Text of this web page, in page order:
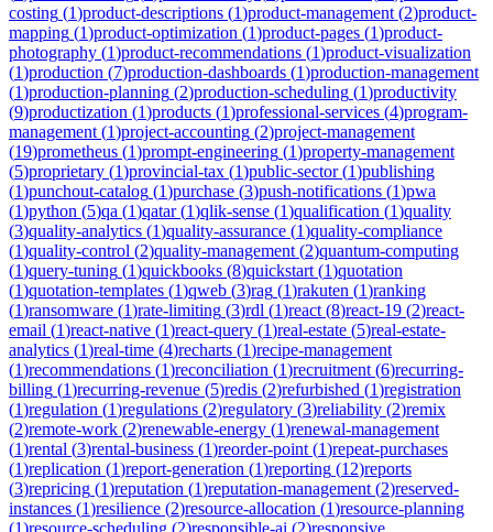
costing (1)product-descriptions (1)product-management (2)product-
mapping (1)product-optimization (1)product-pages (1)product-
photography (1)product-recommendations (1)product-visualization
(1)production (7)production-dashboards (1)production-management
(1)production-planning (2)production-scheduling (1)productivity
(9)productization (1)products (1)professional-services (4)program-
management (1)project-accounting (2)project-management
(19)prometheus (1)prompt-engineering (1)property-management
(5)proprietary (1)provincial-tax (1)public-sector(1)publishing
(1)punchout-catalog (1)purchase (3)push-notifications (1)pwa
(1)python (5)qa (1)qatar(1)qlik-sense (1)qualification (1)quality
(3)quality-analytics (1)quality-assurance (1)quality-compliance
(1)quality-control (2)quality-management (2)quantum-computing
(1)query-tuning (1)quickbooks (8)quickstart (1)quotation
(1)quotation-templates (1)qweb (3)rag (1)rakuten (1)ranking
(1)ransomware (1)rate-limiting (3)rdl (1)react (8)react-19 (2)react-
email (1)react-native (1)react-query (1)real-estate (5)real-estate-
analytics (1)real-time (4)recharts (1)recipe-management
(1)recommendations (1)reconciliation (1)recruitment (6)recurring-
billing (1)recurring-revenue (5)redis (2)refurbished (1)registration
(1)regulation (1)regulations (2)regulatory (3)reliability (2)remix
(2)remote-work (2)renewable-energy (1)renewal-management
(1)rental (3)rental-business (1)reorder-point (1)repeat-purchases
(1)replication (1)report-generation (1)reporting (12)reports
(3)repricing (1)reputation (1)reputation-management (2)reserved-
instances (1)resilience (2)resource-allocation (1)resource-planning
(1)resource-scheduling (2)responsible-ai (2)responsive